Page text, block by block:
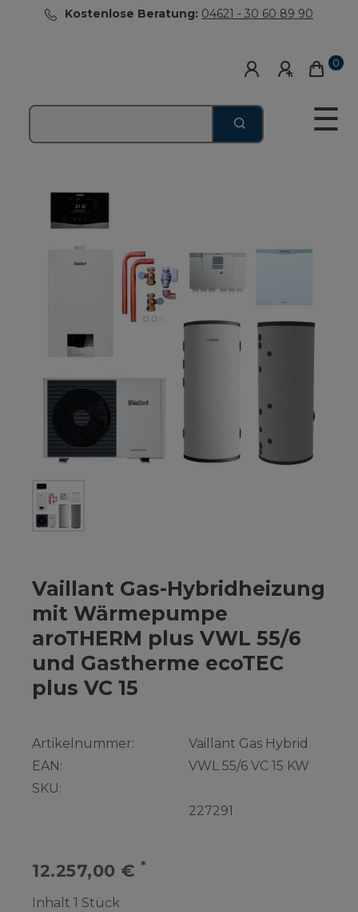
Kostenlose Beratung: 04621 - 30 60 89 90
0
☰
Vaillant Gas-Hybridheizung
mit Wärmepumpe
aroTHERM plus VWL 55/6
und Gastherme ecoTEC
plus VC 15
Artikelnummer:
EAN:
SKU:
Vaillant Gas Hybrid
VWL 55/6 VC 15 KW
227291
12.257,00 € *
Inhalt 1 Stück